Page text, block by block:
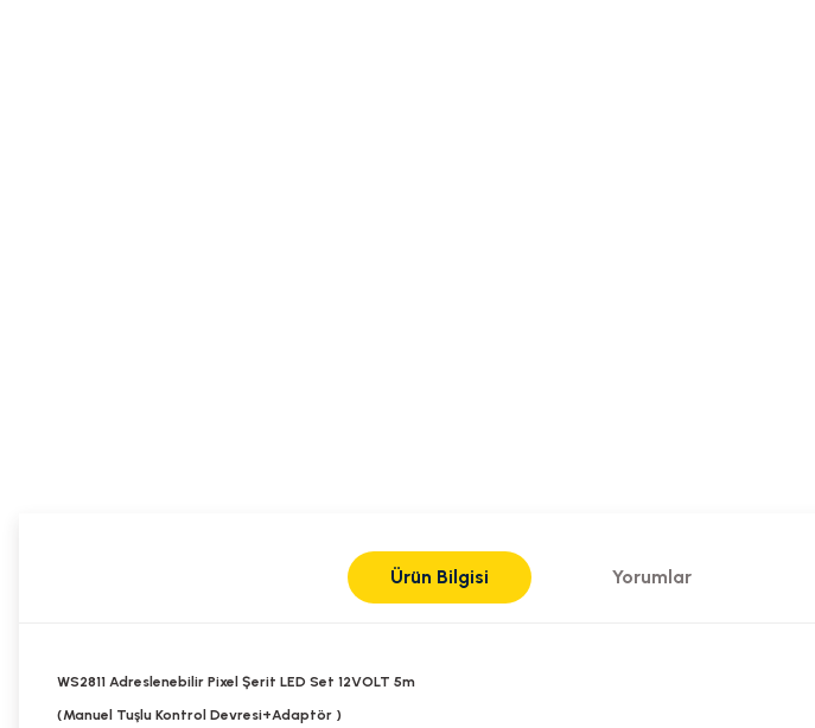
Ürün Bilgisi Yorumlar
WS2811 Adreslenebilir Pixel Şerit LED Set 12VOLT 5m
(Manuel Tuşlu Kontrol Devresi+Adaptör )